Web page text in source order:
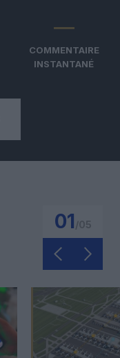
COMMENTAIRE
INSTANTANÉ
01